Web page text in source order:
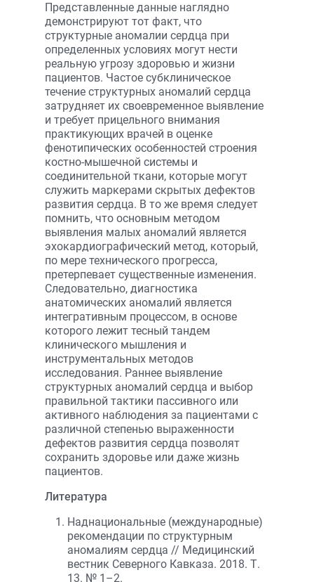
Представленные данные наглядно
демонстрируют тот факт, что
структурные аномалии сердца при
определенных условиях могут нести
реальную угрозу здоровью и жизни
пациентов. Частое субклиническое
течение структурных аномалий сердца
затрудняет их своевременное выявление
и требует прицельного внимания
практикующих врачей в оценке
фенотипических особенностей строения
костно-мышечной системы и
соединительной ткани, которые могут
служить маркерами скрытых дефектов
развития сердца. В то же время следует
помнить, что основным методом
выявления малых аномалий является
эхокардиографический метод, который,
по мере технического прогресса,
претерпевает существенные изменения.
Следовательно, диагностика
анатомических аномалий является
интегративным процессом, в основе
которого лежит тесный тандем
клинического мышления и
инструментальных методов
исследования. Раннее выявление
структурных аномалий сердца и выбор
правильной тактики пассивного или
активного наблюдения за пациентами с
различной степенью выраженности
дефектов развития сердца позволят
сохранить здоровье или даже жизнь
пациентов.
Литература
Наднациональные (международные)
рекомендации по структурным
аномалиям сердца // Медицинский
вестник Северного Кавказа. 2018. Т.
13. № 1–2.